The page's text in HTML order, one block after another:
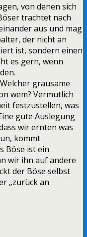
von denen sich
trachtet nach
aus und mag
der nicht an
ist, sondern einen
es gern, wenn
grausame
wem? Vermutlich
festzustellen, was
gute Auslegung
wir ernten was
kommt
Böse ist ein
wir ihn auf andere
der Böse selbst
„zurück an